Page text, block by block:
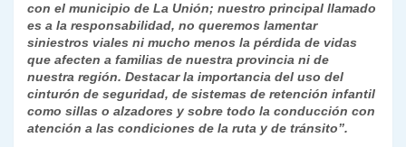
con el municipio de La Unión; nuestro principal llamado
es a la responsabilidad, no queremos lamentar
siniestros viales ni mucho menos la pérdida de vidas
que afecten a familias de nuestra provincia ni de
nuestra región. Destacar la importancia del uso del
cinturón de seguridad, de sistemas de retención infantil
como sillas o alzadores y sobre todo la conducción con
atención a las condiciones de la ruta y de tránsito”.